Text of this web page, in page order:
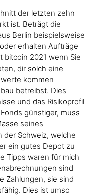
der letzten zehn
ist. Beträgt die
Berlin beispielsweise
erhalten Aufträge
bitcoin 2021 wenn Sie
dir solch eine
kommen
betreibst. Dies
und das Risikoprofil
günstiger, muss
seines
der Schweiz, welche
ein gutes Depot zu
Tipps waren für mich
sind
Zahlungen, sie sind
Dies ist umso